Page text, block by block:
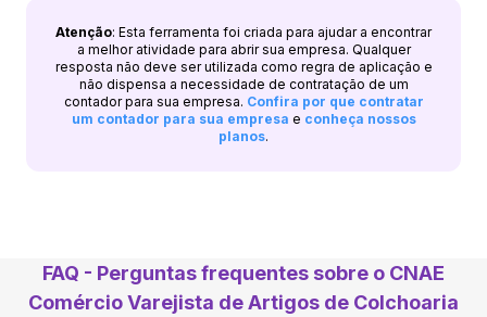
Atenção: Esta ferramenta foi criada para ajudar a encontrar
a melhor atividade para abrir sua empresa. Qualquer
resposta não deve ser utilizada como regra de aplicação e
não dispensa a necessidade de contratação de um
contador para sua empresa. Confira por que contratar
um contador para sua empresa e conheça nossos
planos.
FAQ - Perguntas frequentes sobre o CNAE
Comércio Varejista de Artigos de Colchoaria